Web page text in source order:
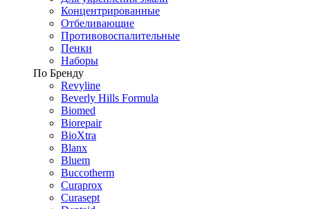
Концентрированные
Отбеливающие
Противовоспалительные
Пенки
Наборы
По Бренду
Revyline
Beverly Hills Formula
Biomed
Biorepair
BioXtra
Blanx
Bluem
Buccotherm
Curaprox
Curasept